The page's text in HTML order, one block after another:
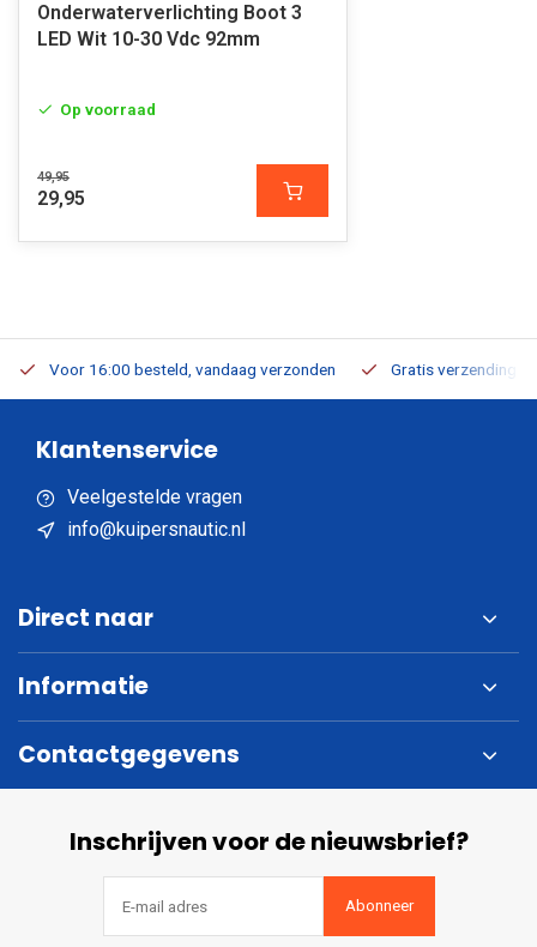
Onderwaterverlichting Boot 3
LED Wit 10-30 Vdc 92mm
Op voorraad
49,95
29,95
Voor 16:00 besteld, vandaag verzonden Gratis verzending
Klantenservice
Veelgestelde vragen
info@kuipersnautic.nl
Direct naar
Informatie
Contactgegevens
Inschrijven voor de nieuwsbrief?
Abonneer